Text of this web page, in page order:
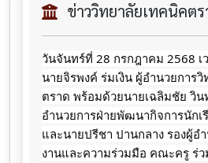
ข่าววิทยาลัยเทคนิคต
วันจันทร์ที่​ 28​ กรกฎาคม​ 2568​ เ
นายจิ​รพ​งค์​ ร่มเง​ิน​ ผู้​อำนวยการ​
ตราด​ พร้อมด้วยนายเฉลิมชัย วิน
อำนวยการฝ่ายพัฒนากิจการนักเ
และนายปรีชา ปานกลาง รองผู้อ
งานและความร่วมมือ คณะครู ร่